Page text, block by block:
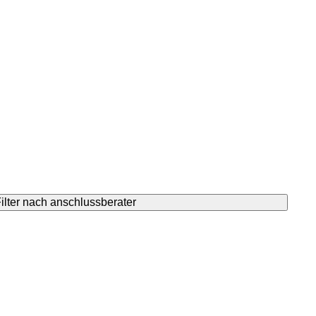
nach anschlussberater